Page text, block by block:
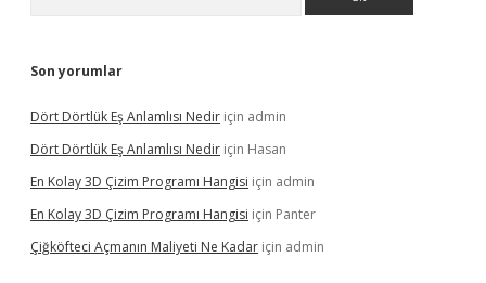
Son yorumlar
Dört Dörtlük Eş Anlamlısı Nedir için admin
Dört Dörtlük Eş Anlamlısı Nedir için Hasan
En Kolay 3D Çizim Programı Hangisi için admin
En Kolay 3D Çizim Programı Hangisi için Panter
Çiğköfteci Açmanın Maliyeti Ne Kadar için admin